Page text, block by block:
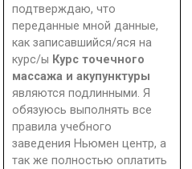
подтверждаю, что
переданные мной данные,
как записавшийся/яся на
курс/ы Курс точечного
массажа и акупунктуры
являются подлинными. Я
обязуюсь выполнять все
правила учебного
заведения Ньюмен центр, а
так же полностью оплатить